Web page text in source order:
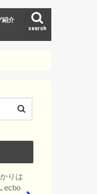
search
紹介
りは
ecbo